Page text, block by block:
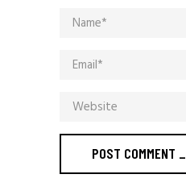
POST COMMENT _